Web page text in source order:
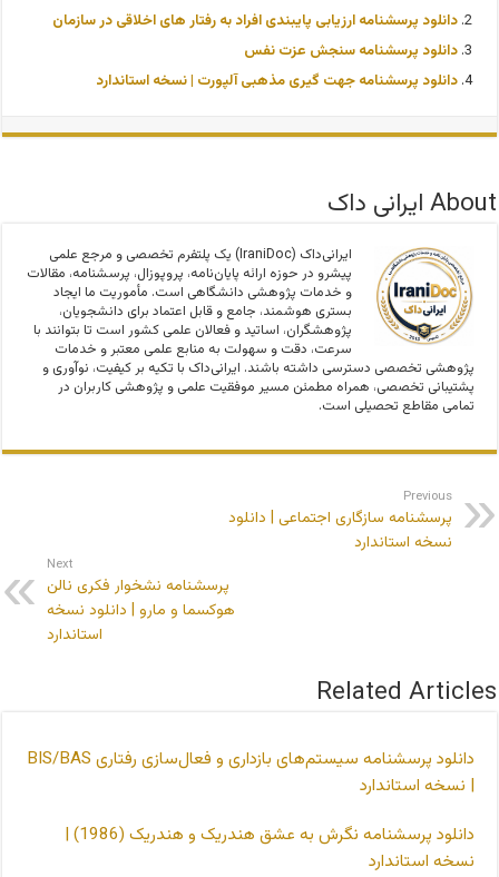
دانلود پرسشنامه ارزيابی پايبندی افراد به رفتار های اخلاقی در سازمان
دانلود پرسشنامه سنجش عزت نفس
دانلود پرسشنامه جهت‌ گیری مذهبی آلپورت | نسخه استاندارد
About ایرانی داک
ایرانی‌داک (IraniDoc) یک پلتفرم تخصصی و مرجع علمی
پیشرو در حوزه ارائه پایان‌نامه، پروپوزال، پرسشنامه، مقالات
و خدمات پژوهشی دانشگاهی است. مأموریت ما ایجاد
بستری هوشمند، جامع و قابل اعتماد برای دانشجویان،
پژوهشگران، اساتید و فعالان علمی کشور است تا بتوانند با
سرعت، دقت و سهولت به منابع علمی معتبر و خدمات
پژوهشی تخصصی دسترسی داشته باشند. ایرانی‌داک با تکیه بر کیفیت، نوآوری و
پشتیبانی تخصصی، همراه مطمئن مسیر موفقیت علمی و پژوهشی کاربران در
تمامی مقاطع تحصیلی است.
Previous
پرسشنامه سازگاری اجتماعی | دانلود
نسخه استاندارد
Next
پرسشنامه نشخوار فکری نالن
هوکسما و مارو | دانلود نسخه
استاندارد
Related Articles
دانلود پرسشنامه سیستم‌های بازداری و فعال‌سازی رفتاری BIS/BAS
| نسخه استاندارد
دانلود پرسشنامه نگرش به عشق هندریک و هندریک (1986) |
نسخه استاندارد